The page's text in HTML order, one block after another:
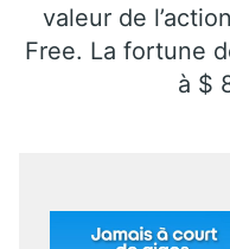
valeur de
Free. La fortune
à $